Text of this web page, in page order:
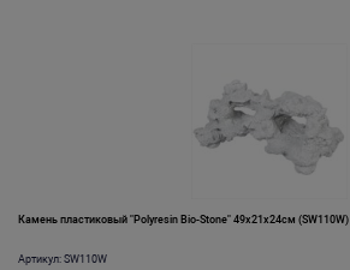
Камень пластиковый "Polyresin Bio-Stone" 49х21х24см (SW110W)
Артикул: SW110W